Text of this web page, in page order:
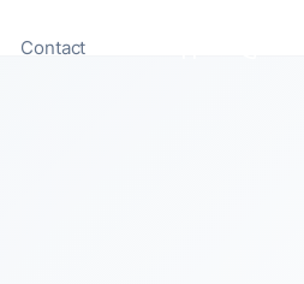
Contact